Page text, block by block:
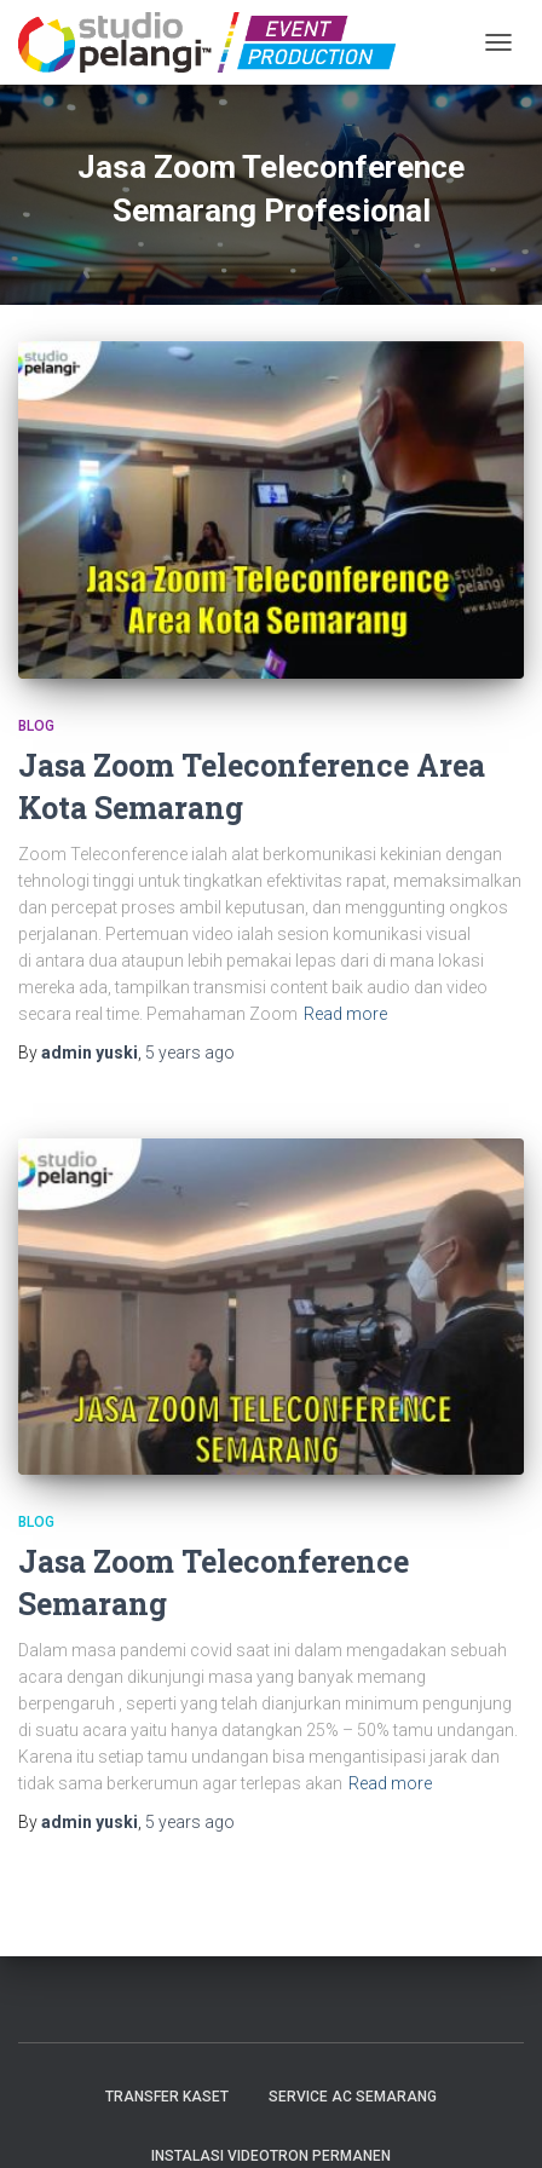
Jasa Zoom Teleconference
Semarang Profesional
BLOG
Jasa Zoom Teleconference Area
Kota Semarang
Zoom Teleconference ialah alat berkomunikasi kekinian dengan
tehnologi tinggi untuk tingkatkan efektivitas rapat, memaksimalkan
dan percepat proses ambil keputusan, dan menggunting ongkos
perjalanan. Pertemuan video ialah sesion komunikasi visual
di antara dua ataupun lebih pemakai lepas dari di mana lokasi
mereka ada, tampilkan transmisi content baik audio dan video
secara real time. Pemahaman Zoom Read more
Byadmin yuski 5 years ago
BLOG
Jasa Zoom Teleconference
Semarang
Dalam masa pandemi covid saat ini dalam mengadakan sebuah
acara dengan dikunjungi masa yang banyak memang
berpengaruh , seperti yang telah dianjurkan minimum pengunjung
di suatu acara yaitu hanya datangkan 25% – 50% tamu undangan.
Karena itu setiap tamu undangan bisa mengantisipasi jarak dan
tidak sama berkerumun agar terlepas akan Read more
Byadmin yuski, 5 years ago
TRANSFER KASET SERVICE AC SEMARANG
INSTALASI VIDEOTRON PERMANEN